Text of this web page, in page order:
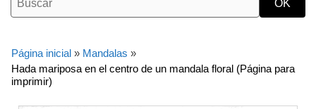
Página inicial » Mandalas »
Hada mariposa en el centro de un mandala floral (Página para
imprimir)